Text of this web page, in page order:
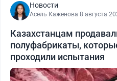
Новости
Асель Каженова·8 августа
Казахстанцам
полуфабрикаты,
проходили испытания